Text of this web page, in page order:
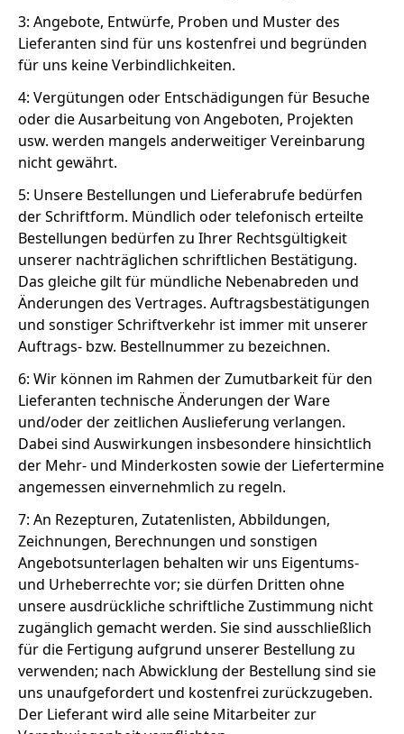
3: Angebote, Entwürfe, Proben und Muster des
Lieferanten sind für uns kostenfrei und begründen
für uns keine Verbindlichkeiten.
4: Vergütungen oder Entschädigungen für Besuche
oder die Ausarbeitung von Angeboten, Projekten
usw. werden mangels anderweitiger Vereinbarung
nicht gewährt.
5: Unsere Bestellungen und Lieferabrufe bedürfen
der Schriftform. Mündlich oder telefonisch erteilte
Bestellungen bedürfen zu Ihrer Rechtsgültigkeit
unserer nachträglichen schriftlichen Bestätigung.
Das gleiche gilt für mündliche Nebenabreden und
Änderungen des Vertrages. Auftragsbestätigungen
und sonstiger Schriftverkehr ist immer mit unserer
Auftrags- bzw. Bestellnummer zu bezeichnen.
6: Wir können im Rahmen der Zumutbarkeit für den
Lieferanten technische Änderungen der Ware
und/oder der zeitlichen Auslieferung verlangen.
Dabei sind Auswirkungen insbesondere hinsichtlich
der Mehr- und Minderkosten sowie der Liefertermine
angemessen einvernehmlich zu regeln.
7: An Rezepturen, Zutatenlisten, Abbildungen,
Zeichnungen, Berechnungen und sonstigen
Angebotsunterlagen behalten wir uns Eigentums-
und Urheberrechte vor; sie dürfen Dritten ohne
unsere ausdrückliche schriftliche Zustimmung nicht
zugänglich gemacht werden. Sie sind ausschließlich
für die Fertigung aufgrund unserer Bestellung zu
verwenden; nach Abwicklung der Bestellung sind sie
uns unaufgefordert und kostenfrei zurückzugeben.
Der Lieferant wird alle seine Mitarbeiter zur